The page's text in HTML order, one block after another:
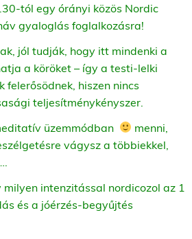
tól egy órányi közös Nordic
gyaloglás foglalkozásra!
jól tudják, hogy itt mindenki a
a köröket – így a testi-lelki
felerősödnek, hiszen nincs
teljesítménykényszer.
üzemmódban
menni,
vágysz a többiekkel,
intenzitással nordicozol az 1
és a jóérzés-begyűjtés